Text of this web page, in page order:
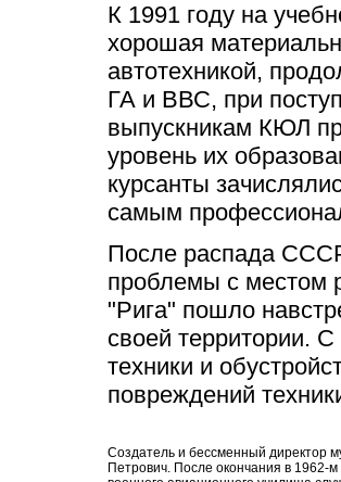
К 1991 году на
хорошая
автотехникой,
ГА и ВВС, при
выпускникам КЮЛ
уровень их
курсанты
самым
После распада
проблемы с местом
"Рига" пошло
своей территории.
техники и
повреждений
Создатель и бессменный директор
Петрович. После окончания в 1962-м